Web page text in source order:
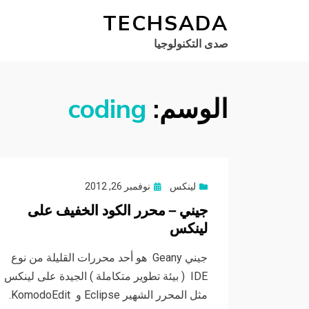
TECHSADA
صدى التكنولوجيا
الوسم: coding
لينكس
Posted
نوفمبر 26, 2012
جيني – محرر الكود الخفيف على
لينكس
جيني Geany هو أحد محررات القليلة من نوع
IDE ( بيئة تطوير متكاملة ) الجيدة على لينكس
مثل المحرر الشهير Eclipse و KomodoEdit.